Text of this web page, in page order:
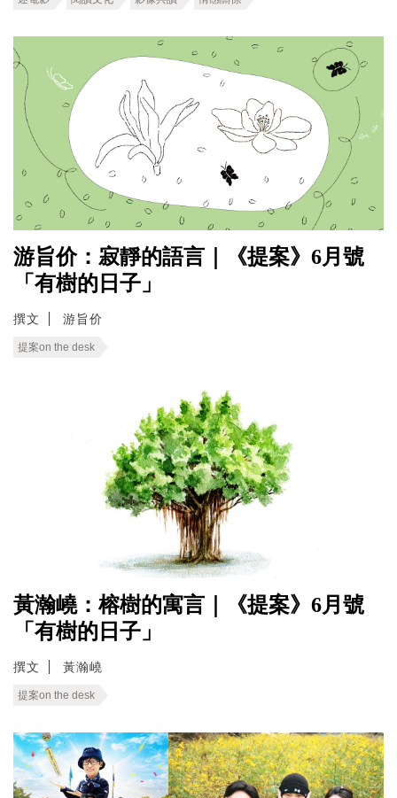
游旨价：寂靜的語言｜《提案》6月號
「有樹的日子」
撰文 游旨价
提案on the desk
黃瀚嶢：榕樹的寓言｜《提案》6月號
「有樹的日子」
撰文 黃瀚嶢
提案on the desk